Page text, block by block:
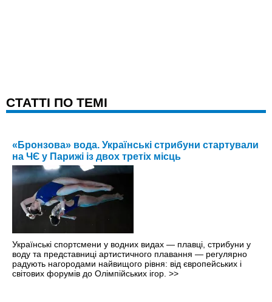
CТАТТІ ПО ТЕМІ
«Бронзова» вода. Українські стрибуни стартували
на ЧЄ у Парижі із двох третіх місць
Українські спортсмени у водних видах — плавці, стрибуни у
воду та представниці артистичного плавання — регулярно
радують нагородами найвищого рівня: від європейських і
світових форумів до Олімпійських ігор. >>